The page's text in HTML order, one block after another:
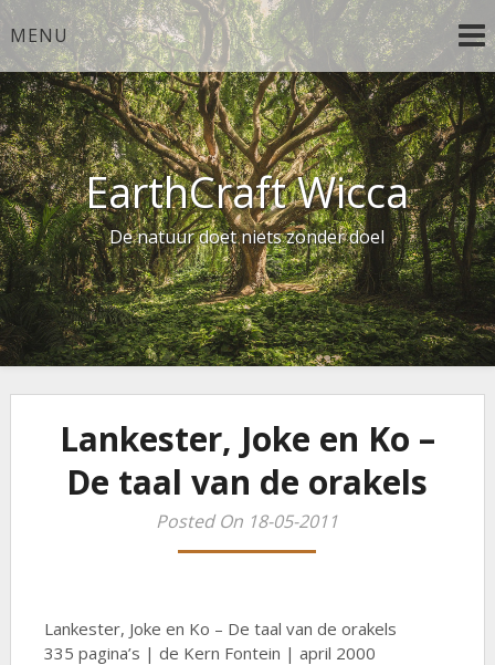
Ga
naar
de
inhoud
MENU
EarthCraft Wicca
De natuur doet niets zonder doel
Lankester, Joke en Ko –
De taal van de orakels
Posted On 18-05-2011
Lankester, Joke en Ko – De taal van de orakels
335 pagina’s | de Kern Fontein | april 2000